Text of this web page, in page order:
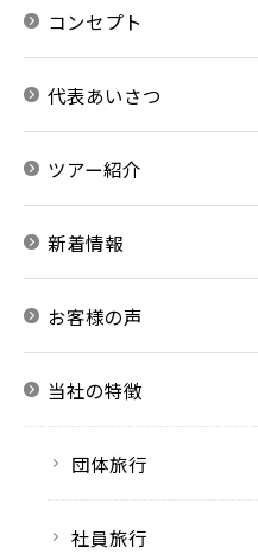
コンセプト
代表あいさつ
ツアー紹介
新着情報
お客様の声
当社の特徴
団体旅行
社員旅行